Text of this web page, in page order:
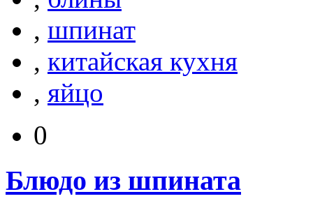
, шпинат
, китайская кухня
, яйцо
0
Блюдо из шпината